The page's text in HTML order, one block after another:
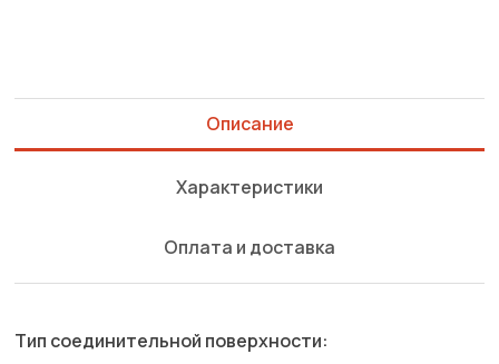
Описание
Характеристики
Оплата и доставка
Тип соединительной поверхности: